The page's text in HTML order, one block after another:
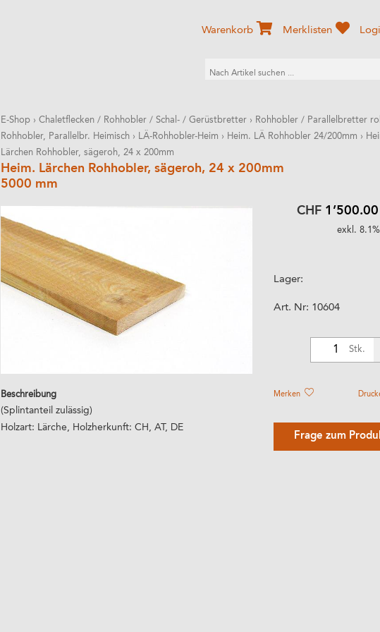
Warenkorb Merklisten
E-Shop › Chaletflecken / Rohhobler / Schal- / Gerüstbretter › Rohhobler / Parallelbretter
Rohhobler, Parallelbr. Heimisch › LÄ-Rohhobler-Heim › Heim. LÄ Rohhobler 24/200mm ›
Lärchen Rohhobler, sägeroh, 24 x 200mm
Heim. Lärchen Rohhobler, sägeroh, 24 x 200mm
5000 mm
Beschreibung
(Splintanteil zulässig)
Holzart: Lärche, Holzherkunft: CH, AT, DE
CHF 1’500.00
exkl.
Lager:
Art. Nr: 10604
Stk.
Merken
Frage zum